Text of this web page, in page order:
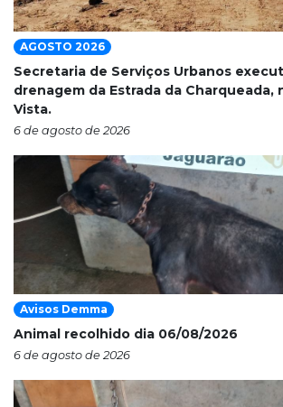
AGOSTO 2026
Secretaria de Serviços Urbanos
drenagem da Estrada da Charqueada,
Vista.
6 de agosto de 2026
Avisos Demma
Animal recolhido dia 06/08/2026
6 de agosto de 2026